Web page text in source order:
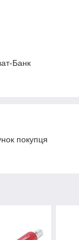
Банк
покупця